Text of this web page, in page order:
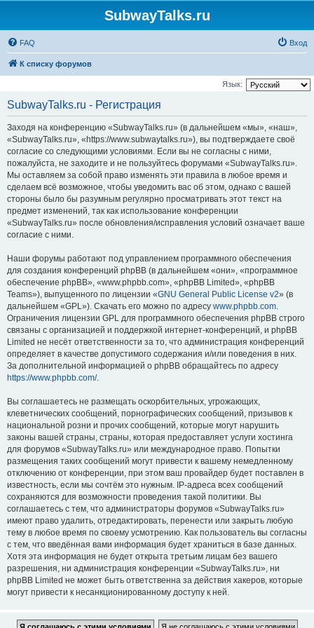
SubwayTalks.ru
FAQ Вход
К списку форумов
Язык:
SubwayTalks.ru - Регистрация
Заходя на конференцию «SubwayTalks.ru» (в дальнейшем «мы», «наш»,
«SubwayTalks.ru», «https://www.subwaytalks.ru»), вы подтверждаете своё
согласие со следующими условиями. Если вы не согласны с ними,
пожалуйста, не заходите и не пользуйтесь форумами «SubwayTalks.ru».
Мы оставляем за собой право изменять эти правила в любое время и
сделаем всё возможное, чтобы уведомить вас об этом, однако с вашей
стороны было бы разумным регулярно просматривать этот текст на
предмет изменений, так как использование конференции
«SubwayTalks.ru» после обновления/исправления условий означает ваше
согласие с ними.
Наши форумы работают под управлением программного обеспечения
для создания конференций phpBB (в дальнейшем «они», «программное
обеспечение phpBB», «www.phpbb.com», «phpBB Limited», «phpBB
Teams»), выпущенного по лицензии «GNU General Public License v2» (в
дальнейшем «GPL»). Скачать его можно по адресу www.phpbb.com.
Ограничения лицензии GPL для программного обеспечения phpBB строго
связаны с организацией и поддержкой интернет-конференций, и phpBB
Limited не несёт ответственности за то, что администрация конференций
определяет в качестве допустимого содержания и/или поведения в них.
За дополнительной информацией о phpBB обращайтесь по адресу
https://www.phpbb.com/.
Вы соглашаетесь не размещать оскорбительных, угрожающих,
клеветнических сообщений, порнографических сообщений, призывов к
национальной розни и прочих сообщений, которые могут нарушить
законы вашей страны, страны, которая предоставляет услуги хостинга
для форумов «SubwayTalks.ru» или международное право. Попытки
размещения таких сообщений могут привести к вашему немедленному
отключению от конференции, при этом ваш провайдер будет поставлен в
известность, если мы сочтём это нужным. IP-адреса всех сообщений
сохраняются для возможности проведения такой политики. Вы
соглашаетесь с тем, что администраторы форумов «SubwayTalks.ru»
имеют право удалить, отредактировать, перенести или закрыть любую
тему в любое время по своему усмотрению. Как пользователь вы согласны
с тем, что введённая вами информация будет храниться в базе данных.
Хотя эта информация не будет открыта третьим лицам без вашего
разрешения, ни администрация конференции «SubwayTalks.ru», ни
phpBB Limited не может быть ответственна за действия хакеров, которые
могут привести к несанкционированному доступу к ней.